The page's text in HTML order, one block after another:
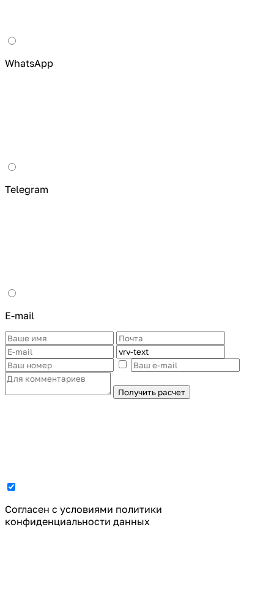
WhatsApp
Telegram
E-mail
Получить расчет
Cогласен с условиями политики
конфиденциальности данных